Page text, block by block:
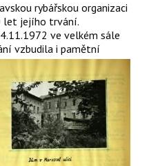
rybářskou organizaci
let jejího trvání.
ve velkém sále
vzbudila i pamětní